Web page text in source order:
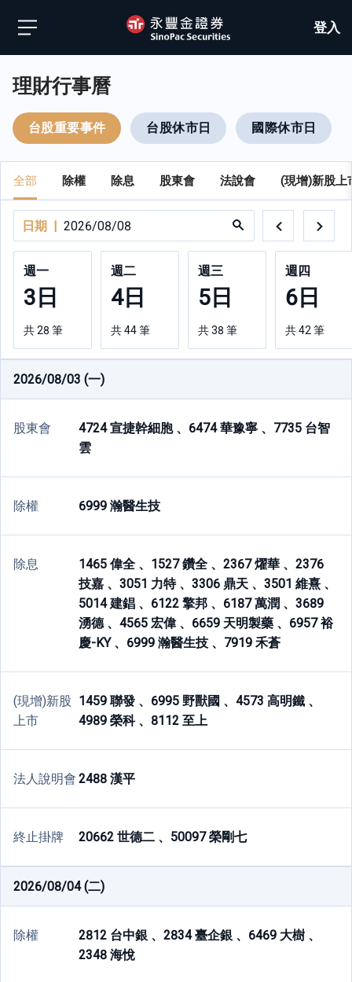
登入
理財行事曆
台股重要事件 台股休市日 國際休市日
全部 除權 除息 股東會 法說會 (現增)新股上
日期 | 2026/08/08
週一
3 日
共28 筆
週二
4日
共44筆
週三
5 日
共38 筆
週四
6 日
共42 筆
2026/08/03 (一)
股東會 4724 宣捷幹細胞 、 6474 華豫寧 、 7735 台智
雲
除權 6999 瀚醫生技
除息 1465 偉全 、 1527 鑽全 、 2367 燿華 、 2376
技嘉 、 3051 力特 、 3306 鼎天 、 3501 維熹 、
5014 建錩 、 6122 擎邦 、 6187 萬潤 、 3689
湧德 、 4565 宏偉 、 6659 天明製藥 、 6957 裕
慶-KY 、 6999 瀚醫生技 、 7919 禾蒼
(現增)新股
上市
1459 聯發 、 6995 野獸國 、 4573 高明鐵 、
4989 榮科 、 8112 至上
法人說明會 2488 漢平
終止掛牌 20662 世德二 、 50097 榮剛七
2026/08/04 (二)
除權 2812 台中銀 、 2834 臺企銀 、 6469 大樹 、
2348 海悅